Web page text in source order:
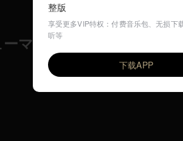
マン：ロマンス Op.94-
Junko Chiba, violin / Shinji
整版
享受更多VIP特权：付费音乐包、无损下
听等
下载APP